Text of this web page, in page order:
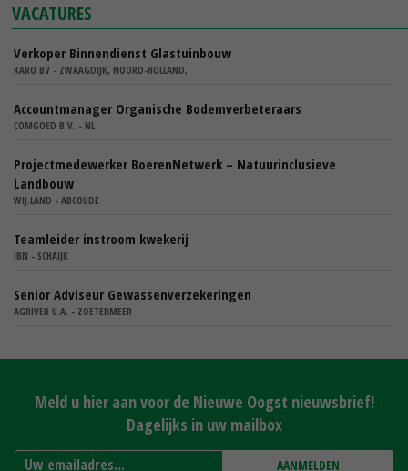
VACATURES
Verkoper Binnendienst Glastuinbouw
KARO BV - ZWAAGDIJK, NOORD-HOLLAND,
Accountmanager Organische Bodemverbeteraars
COMGOED B.V. - NL
Projectmedewerker BoerenNetwerk – Natuurinclusieve
Landbouw
WIJ.LAND - ABCOUDE
Teamleider instroom kwekerij
IBN - SCHAIJK
Senior Adviseur Gewassenverzekeringen
AGRIVER U.A. - ZOETERMEER
Meld u hier aan voor de Nieuwe Oogst nieuwsbrief!
Dagelijks in uw mailbox
AANMELDEN